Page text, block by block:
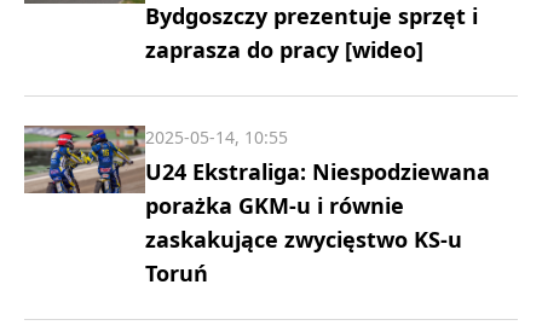
Bydgoszczy prezentuje sprzęt i
zaprasza do pracy [wideo]
U24 Ekstraliga: Niespodziewana
porażka GKM-u i równie
zaskakujące zwycięstwo KS-u
Toruń
2025-05-14, 10:55